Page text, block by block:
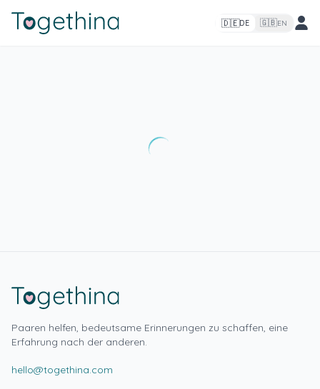
🇩🇪DE 🇬🇧EN
Paaren helfen, bedeutsame Erinnerungen zu schaffen, eine
Erfahrung nach der anderen.
hello@togethina.com